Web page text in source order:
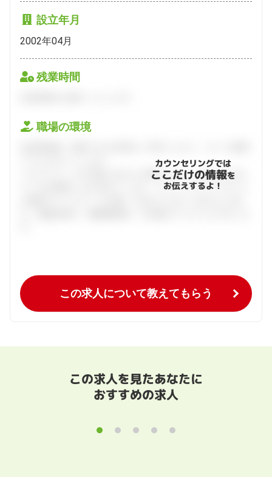
設立年月
2002年04月
残業時間
職場の環境
ハタラクティブが企業とあなたの間に立って、あなたに向い
ている仕事探しをお手伝いします。キャリアアドバイザーと
カウンセリングでは
ここだけの情報を
お伝えするよ！
この求人について教えてもらう
この求人を見たあなたに
おすすめの求人